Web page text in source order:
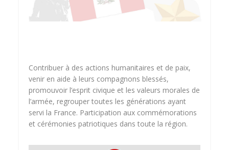
Contribuer à des actions humanitaires et de paix,
venir en aide à leurs compagnons blessés,
promouvoir l’esprit civique et les valeurs morales de
l’armée, regrouper toutes les générations ayant
servi la France. Participation aux commémorations
et cérémonies patriotiques dans toute la région.